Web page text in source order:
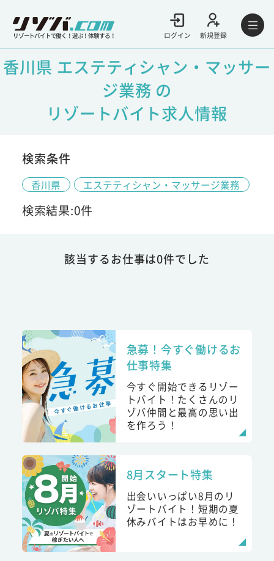
リゾートバイトで働く！遊ぶ！体験する！ ログイン 新規登録
香川県 エステティシャン・マッサー
ジ業務 の
リゾートバイト求人情報
検索条件
香川県 エステティシャン・マッサージ業務
検索結果:0件
該当するお仕事は0件でした
急募！今すぐ働けるお
仕事特集
今すぐ開始できるリゾー
トバイト！たくさんのリ
ゾバ仲間と最高の思い出
を作ろう！
8月スタート特集
出会いいっぱい8月のリ
ゾートバイト！短期の夏
休みバイトはお早めに！